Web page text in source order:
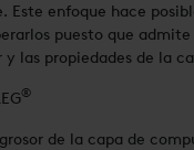
Este enfoque hace
puesto que
y las propiedades de la
®
de la capa de